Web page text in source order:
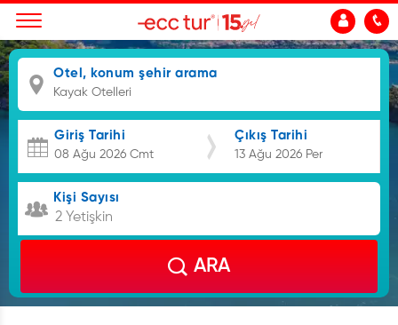
Otel, konum şehir arama
Giriş Tarihi Çıkış Tarihi
Kişi Sayısı
2 Yetişkin
ARA